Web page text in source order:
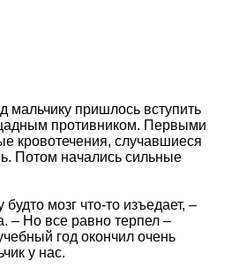
мальчику пришлось вступить
противником. Первыми
кровотечения, случавшиеся
Потом начались сильные
мозг что-то изъедает, –
– Но все равно терпел –
год окончил очень
у нас.